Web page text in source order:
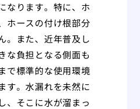
なります。特に、ホ
ホースの付け根部分
。また、近年普及し
な負担となる側面も
で標準的な使用環境
す。水漏れを未然に
、そこに水が溜まっ